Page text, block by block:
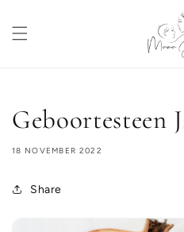
content
Geboortesteen
18 NOVEMBER 2022
Share